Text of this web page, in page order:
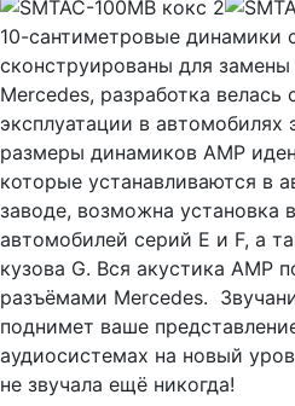
10-сантиметровые динамики
сконструированы для
Mercedes, разработка велась
эксплуатации в
размеры динамиков AMP
которые устанавливаются в
заводе, возможна установка
автомобилей серий Е и F, а
кузова G. Вся акустика AMP
разъёмами Mercedes.
поднимет ваше
аудиосистемах на новый
не звучала ещё никогда!